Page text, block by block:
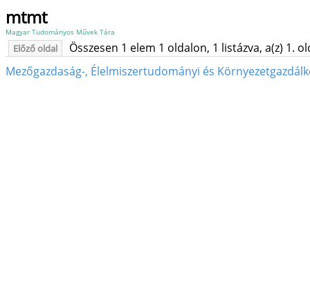
mtmt
Magyar Tudományos Művek Tára
Előző oldal
Összesen 1 elem 1 oldalon, 1 listázva, a(z) 1.
Mezőgazdaság-, Élelmiszertudományi és